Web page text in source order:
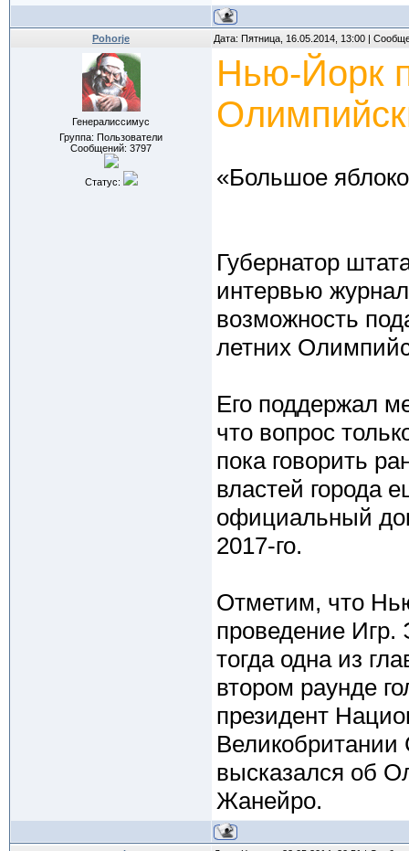
Pohorje Дата: Пятница, 16.05.2014, 13:00 |
Генералиссимус
Группа: Пользователи
Сообщений: 3797
Статус:
Нью-Йорк
«Большое
Губернатор
интервью
возможность
летних
Его поддержал
что вопрос
пока говорить
властей города
официальный
2017-го.
Отметим, что
проведение Игр.
тогда одна из
втором раунде
президент
Великобритании
высказался об
Жанейро.